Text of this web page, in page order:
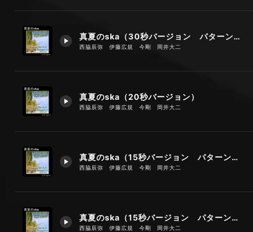
真夏のska（30秒バージョン パターンＢ）
西脇辰弥 伊藤広規 今剛 岡井大二
真夏のska（20秒バージョン）
西脇辰弥 伊藤広規 今剛 岡井大二
真夏のska（15秒バージョン パターンＡ）
西脇辰弥 伊藤広規 今剛 岡井大二
真夏のska（15秒バージョン パターンＢ）
西脇辰弥 伊藤広規 今剛 岡井大二